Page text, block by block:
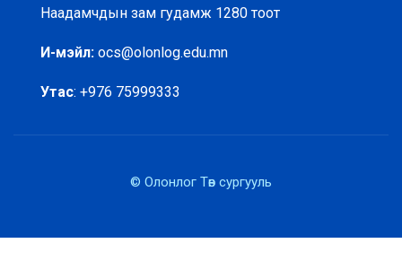
Наадамчдын зам гудамж 1280 тоот
И-мэйл: ocs@olonlog.edu.mn
Утас: +976 75999333
© Олонлог Төв сургууль